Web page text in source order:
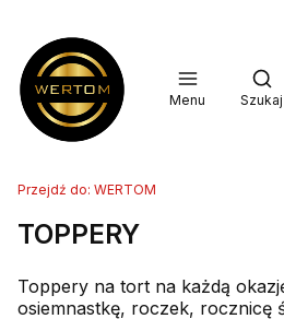
Menu Szukaj
Przejdź do: WERTOM
TOPPERY
Toppery na tort na każdą
osiemnastkę, roczek, rocznicę